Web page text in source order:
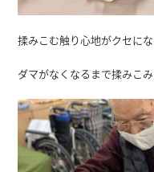
揉みこむ触り心地がクセに
ダマがなくなるまで揉みこ